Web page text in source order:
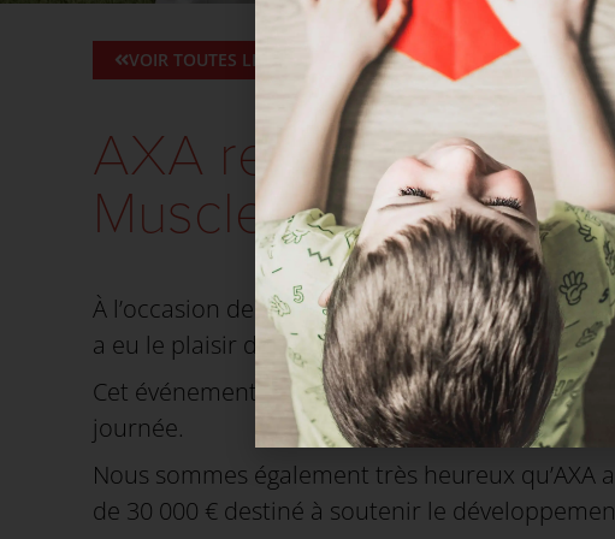
VOIR TOUTES LES ACTUALITÉS
AXA renouvelle son
Muscle Ton Cœur
À l’occasion de l’événement Muscle Ton Cœur
a eu le plaisir d’accueillir les représentants d’AXA.
Cet événement a rassemblé près de 700
journée.
Nous sommes également très heureux
de 30 000 € destiné à soutenir le